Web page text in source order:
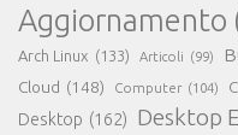
Aggiornamento
Arch Linux (133) Articoli (99)
Cloud (148) Computer (104)
Desktop (162) Desktop